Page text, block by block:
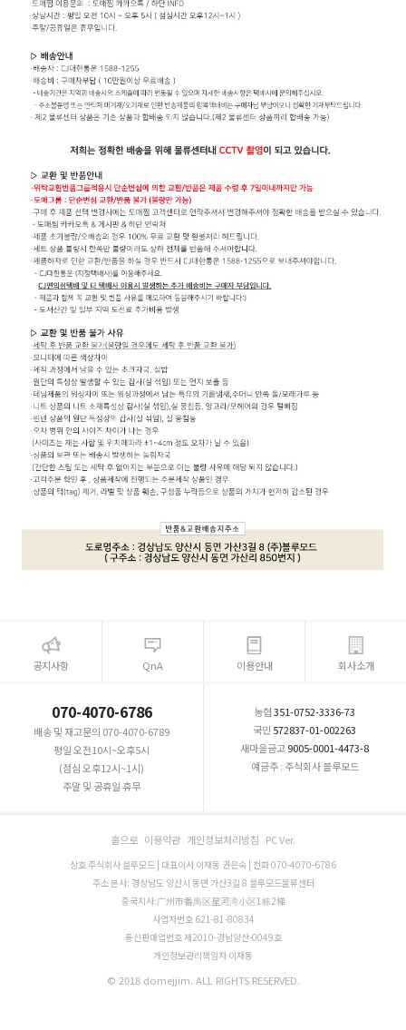
공지사항 QnA 이용안내 회사소개
070-4070-6786
배송 및 재고문의 070-4070-6789
평일 오전10시~오후5시
(점심 오후12시~1시)
주말 및 공휴일 휴무
농협351-0752-3336-73
국민 572837-01-002263
새마을금고9005-0001-4473-8
예금주 : 주식회사 블루모드
홈으로 이용약관 개인정보처리방침 PC Ver.
상호 주식회사 블루모드 | 대표이사 이재동 권은숙 | 전화 070-4070-6786
주소 본사: 경상남도 양산시 동면 가산3길 8 블루모드물류센터
중국지사:广州市番禺区星河湾小区1栋2梯
사업자번호 621-81-80834
통신판매업번호 제2010-경남양산-0049호
개인정보관리책임자 이재동
© 2018 domejjim. ALL RIGHTS RESERVED.